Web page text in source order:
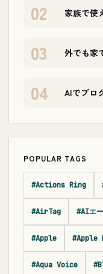
02 家族で使
03 外でも家
04 AIでブロ
POPULAR TAGS
#Actions Ring
#AirTag #AIエ
#Apple #Apple
#Aqua Voice